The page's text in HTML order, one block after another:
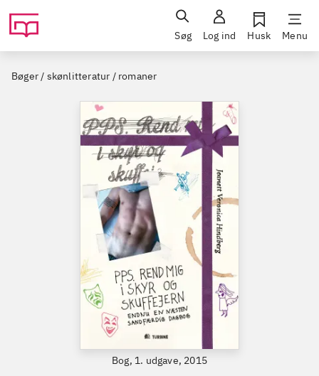
Søg Log ind Husk Menu
Bøger / skønlitteratur / romaner
Bog, 1. udgave, 2015